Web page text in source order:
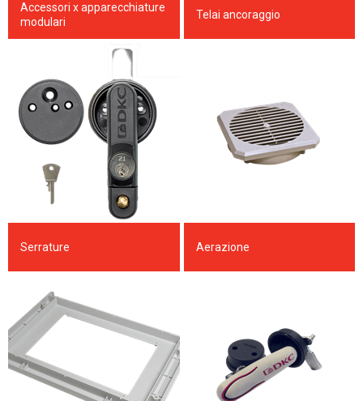
Accessori x apparecchiature
modulari
Telai ancoraggio
Serrature Aerazione